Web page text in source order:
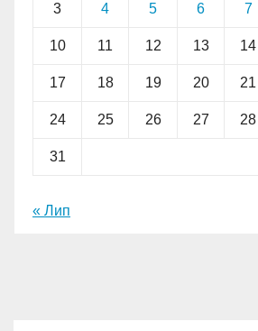
3 4 5 6 7
10 11 12 13 14
17 18 19 20 21
24 25 26 27 28
31
« Лип